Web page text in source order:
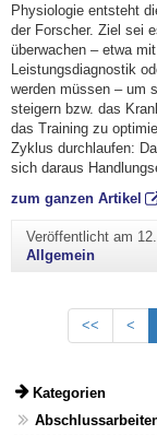
Physiologie entsteht
der Forscher. Ziel sei
überwachen – etwa
Leistungsdiagnostik
werden müssen – um
steigern bzw. das
das Training zu
Zyklus durchlaufen:
sich daraus
zum ganzen Artikel
Veröffentlicht am
Allgemein
<< <
Kategorien